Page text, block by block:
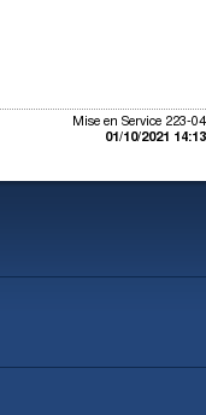
Mise en Service 223-04
01/10/2021 14:13